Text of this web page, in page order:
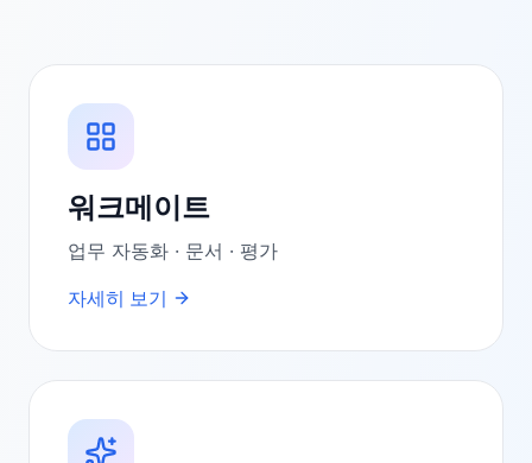
워크메이트
업무 자동화 · 문서 · 평가
자세히 보기